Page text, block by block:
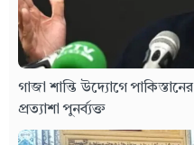
গাজা শান্তি উদ্যোগে পাকিস্তানের
প্রত্যাশা পুনর্ব্যক্ত